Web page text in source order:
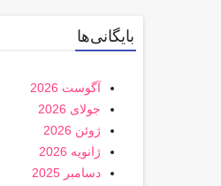
بایگانی‌ها
آگوست 2026
جولای 2026
ژوئن 2026
ژانویه 2026
دسامبر 2025